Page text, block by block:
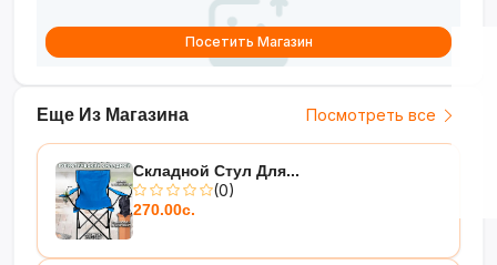
Еще Из Магазина Посмотреть все
Складной Стул Для...
(0)
270.00с.
Посетить Магазин